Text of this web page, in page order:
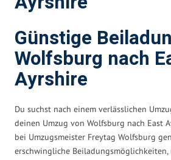
Günstige
Wolfsburg nach
Ayrshire
Du suchst nach einem verlässlichen
deinen Umzug von Wolfsburg nach East
bei Umzugsmeister Freytag Wolfsburg
erschwingliche